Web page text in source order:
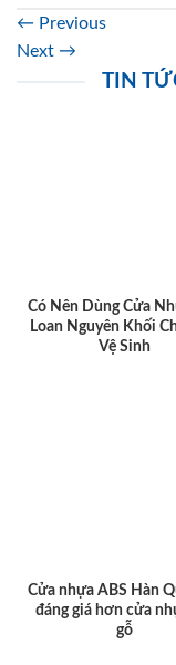
← Previous
Next →
TIN
Có Nên Dùng Cửa
Loan Nguyên Khối
Vệ Sinh
Cửa nhựa ABS Hàn
đáng giá hơn cửa
gỗ